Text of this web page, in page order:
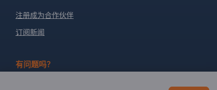
注册成为合作伙伴
订阅新闻
有问题吗？